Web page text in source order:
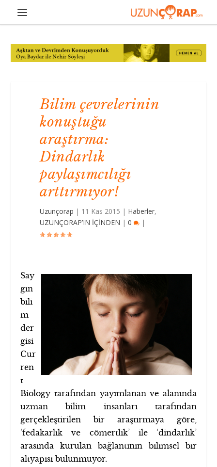
Bilim çevrelerinin
konuştuğu
araştırma:
Dindarlık
paylaşımcılığı
arttırmıyor!
Uzunçorap | 11 Kas 2015 | Haberler,
UZUNÇORAP’IN İÇİNDEN |0 |
Say
gın
bili
m
der
gisi
Cur
ren
t
Biology tarafından yayımlanan ve alanında
uzman bilim insanları tarafından
gerçekleştirilen bir araştırmaya göre,
‘fedakarlık ve cömertlik’ ile ‘dindarlık’
arasında kurulan bağlantının bilimsel bir
altyapısı bulunmuyor.